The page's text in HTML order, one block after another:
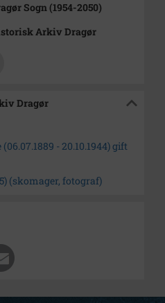
Sogn (1954-2050)
Arkiv Dragør
Dragør
- 20.10.1944) gift
(skomager, fotograf)